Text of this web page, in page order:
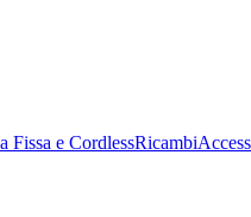
Fissa e CordlessRicambi